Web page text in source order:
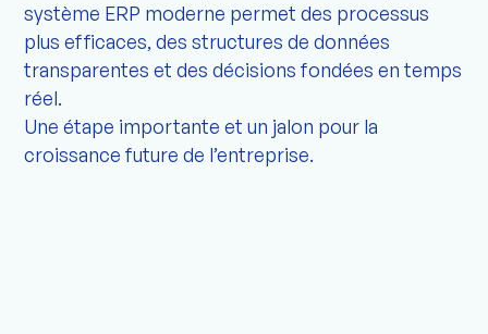
système ERP moderne permet des processus
plus efficaces, des structures de données
transparentes et des décisions fondées en temps
réel.
Une étape importante et un jalon pour la
croissance future de l’entreprise.